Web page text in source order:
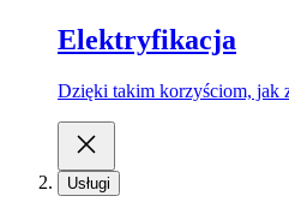
Elektryfikacja
Dzięki takim korzyściom, jak
Usługi